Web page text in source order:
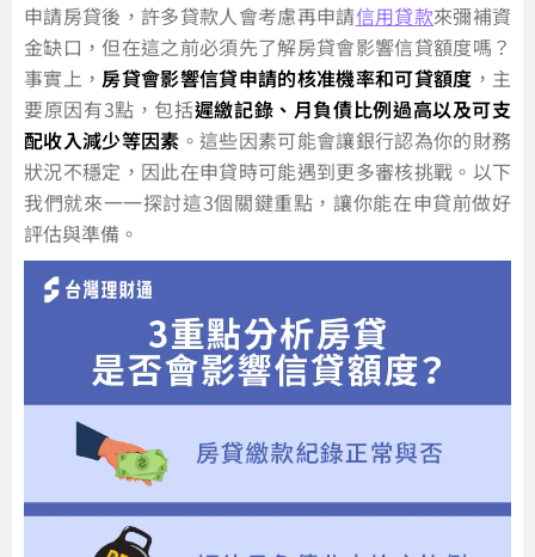
申請房貸後，許多貸款人會考慮再申請信用貸款來彌補資
金缺口，但在這之前必須先了解房貸會影響信貸額度嗎？
事實上， 房貸會影響信貸申請的核准機率和可貸額度 ，主
要原因有3點，包括遲繳記錄、月負債比例過高以及可支
配收入減少等因素 。這些因素可能會讓銀行認為你的財務
狀況不穩定，因此在申貸時可能遇到更多審核挑戰。以下
我們就來一一探討這3個關鍵重點，讓你能在申貸前做好
評估與準備。